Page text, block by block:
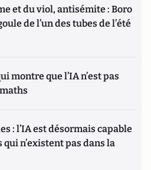
et du viol, antisémite : Boro
de l’un des tubes de l’été
montre que l’IA n’est pas
: l’IA est désormais capable
n’existent pas dans la